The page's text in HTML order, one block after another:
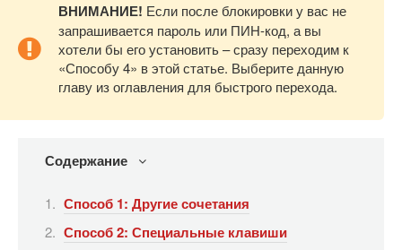
ВНИМАНИЕ! Если после блокировки у вас не
запрашивается пароль или ПИН-код, а вы
хотели бы его установить – сразу переходим к
«Способу 4» в этой статье. Выберите данную
главу из оглавления для быстрого перехода.
Содержание
Способ 1: Другие сочетания
Способ 2: Специальные клавиши